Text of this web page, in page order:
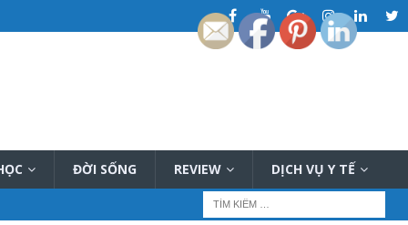
ĐỜI SỐNG REVIEW DỊCH VỤ Y TẾ